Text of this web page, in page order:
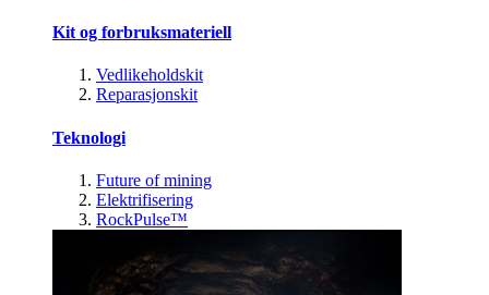
Kit og forbruksmateriell
Vedlikeholdskit
Reparasjonskit
Teknologi
Future of mining
Elektrifisering
RockPulse™